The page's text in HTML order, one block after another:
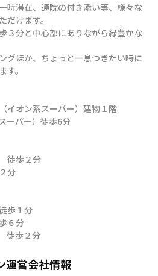
時滞在、通院の付き添い等、様々な
だけます。
３分と中心部にありながら緑豊かな
グほか、ちょっと一息つきたい時に
す。
イオン系スーパー）建物１階
ーパー）徒歩6分
徒歩２分
分
歩１分
６分
徒歩２分
運営会社情報